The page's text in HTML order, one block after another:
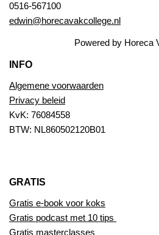
0516-567100
edwin@horecavakcollege.nl
Powered by Horeca
INFO
Algemene voorwaarden
Privacy beleid
KvK: 76084558
BTW: NL860502120B01
GRATIS
Gratis e-book voor koks
Gratis podcast met 10 tips
Gratis masterclasses